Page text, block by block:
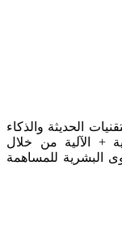
الحديثة والذكاء
+ الآلية من خلال
البشرية للمساهمة